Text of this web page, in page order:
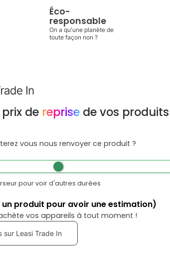
Éco-
responsable
On a qu'une planète de
toute façon non ?
de reprise de vos produits
vous nous renvoyer ce produit ?
pour voir d'autres durées
un produit pour avoir une estimation)
vos appareils à tout moment !
sur Leasi Trade In